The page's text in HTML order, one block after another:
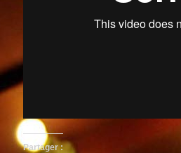
Partager :